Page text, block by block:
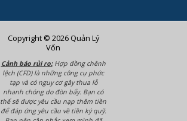
Copyright © 2026 Quản Lý
Vốn
Cảnh báo rủi ro:Hợp đồng chênh
lệch (CFD) là những công cụ phức
tạp và có nguy cơ gây thua lỗ
nhanh chóng do đòn bẩy. Bạn có
thể sẽ được yêu cầu nạp thêm tiền
để đáp ứng yêu cầu về tiền ký quỹ.